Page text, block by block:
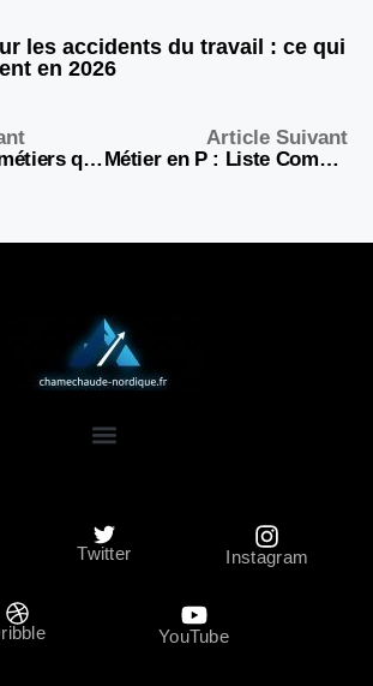
les accidents du travail : ce qui
en 2026
Quels sont les métiers qui commencent par la lettre Z ?
Article Suivant
Métier en P : Liste Complète des Professions et Emplois 2026
Twitter Instagram
YouTube